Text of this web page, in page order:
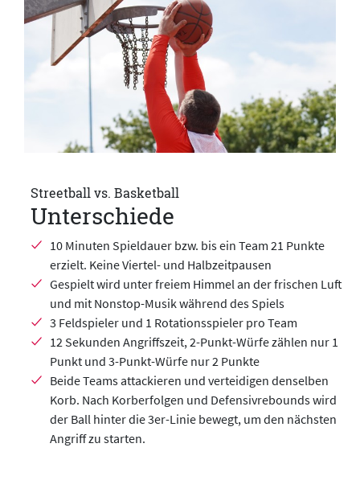
Streetball vs. Basketball
Unterschiede
10 Minuten Spieldauer bzw. bis ein Team 21 Punkte
erzielt. Keine Viertel- und Halbzeitpausen
Gespielt wird unter freiem Himmel an der frischen Luft
und mit Nonstop-Musik während des Spiels
3 Feldspieler und 1 Rotationsspieler pro Team
12 Sekunden Angriffszeit, 2-Punkt-Würfe zählen nur 1
Punkt und 3-Punkt-Würfe nur 2 Punkte
Beide Teams attackieren und verteidigen denselben
Korb. Nach Korberfolgen und Defensivrebounds wird
der Ball hinter die 3er-Linie bewegt, um den nächsten
Angriff zu starten.